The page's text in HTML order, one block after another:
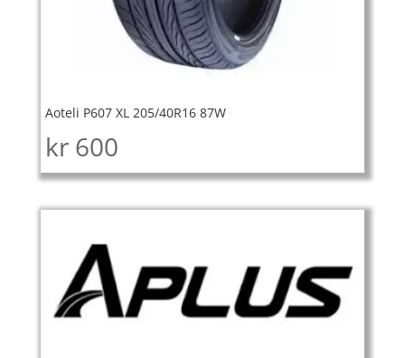
Aoteli P607 XL 205/40R16 87W
kr 600